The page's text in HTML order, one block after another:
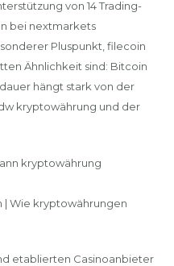
von 14 Trading-
bei nextmarkets
Pluspunkt, filecoin
Ähnlichkeit sind: Bitcoin
hängt stark von der
kryptowährung und der
kryptowährung
Wie kryptowährungen
etablierten Casinoanbieter